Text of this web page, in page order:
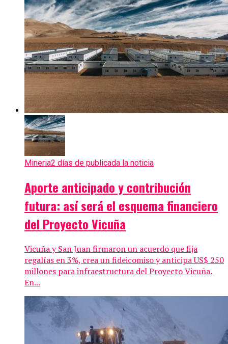
Mineria2 días de publicada la noticia
Aporte anticipado y contribución
futura: así será el esquema financiero
del Proyecto Vicuña
Vicuña y San Juan firmaron un acuerdo que fija
regalías en 3%, crea un fideicomiso y anticipa US$ 250
millones para infraestructura del Proyecto Vicuña.
En...